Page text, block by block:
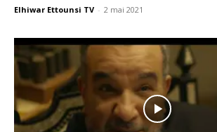
Elhiwar Ettounsi TV - 2 mai 2021